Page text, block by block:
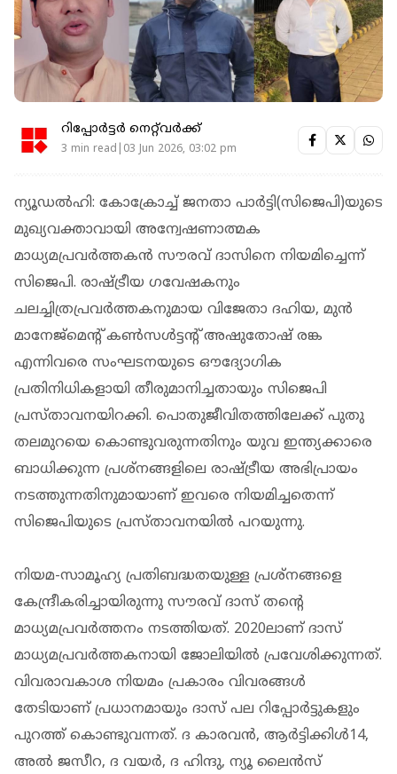
റിപ്പോർട്ടർ നെറ്റ്‌വര്‍ക്ക്‌
3 min read|03 Jun 2026, 03:02 pm
ന്യൂഡല്‍ഹി: കോക്രോച്ച് ജനതാ പാര്‍ട്ടി(സിജെപി)യുടെ
മുഖ്യവക്താവായി അന്വേഷണാത്മക
മാധ്യമപ്രവര്‍ത്തകന്‍ സൗരവ് ദാസിനെ നിയമിച്ചെന്ന്
സിജെപി. രാഷ്ട്രീയ ഗവേഷകനും
ചലച്ചിത്രപ്രവര്‍ത്തകനുമായ വിജേതാ ദഹിയ, മുന്‍
മാനേജ്‌മെന്റ് കണ്‍സള്‍ട്ടന്റ് അഷുതോഷ് രങ്ക
എന്നിവരെ സംഘടനയുടെ ഔദ്യോഗിക
പ്രതിനിധികളായി തീരുമാനിച്ചതായും സിജെപി
പ്രസ്താവനയിറക്കി. പൊതുജീവിതത്തിലേക്ക് പുതു
തലമുറയെ കൊണ്ടുവരുന്നതിനും യുവ ഇന്ത്യക്കാരെ
ബാധിക്കുന്ന പ്രശ്‌നങ്ങളിലെ രാഷ്ട്രീയ അഭിപ്രായം
നടത്തുന്നതിനുമായാണ് ഇവരെ നിയമിച്ചതെന്ന്
സിജെപിയുടെ പ്രസ്താവനയില്‍ പറയുന്നു.
നിയമ-സാമൂഹ്യ പ്രതിബദ്ധതയുള്ള പ്രശ്‌നങ്ങളെ
കേന്ദ്രീകരിച്ചായിരുന്നു സൗരവ് ദാസ് തന്റെ
മാധ്യമപ്രവര്‍ത്തനം നടത്തിയത്. 2020ലാണ് ദാസ്
മാധ്യമപ്രവര്‍ത്തകനായി ജോലിയില്‍ പ്രവേശിക്കുന്നത്.
വിവരാവകാശ നിയമം പ്രകാരം വിവരങ്ങള്‍
തേടിയാണ് പ്രധാനമായും ദാസ് പല റിപ്പോര്‍ട്ടുകളും
പുറത്ത് കൊണ്ടുവന്നത്. ദ കാരവന്‍, ആര്‍ട്ടിക്കിള്‍14,
അല്‍ ജസീറ, ദ വയര്‍, ദ ഹിന്ദു, ന്യൂ ലൈന്‍സ്